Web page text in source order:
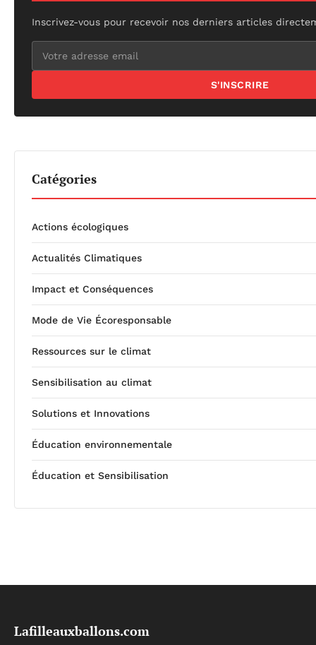
Inscrivez-vous pour recevoir nos derniers articles
S'INSCRIRE
Catégories
Actions écologiques
Actualités Climatiques
Impact et Conséquences
Mode de Vie Écoresponsable
Ressources sur le climat
Sensibilisation au climat
Solutions et Innovations
Éducation environnementale
Éducation et Sensibilisation
Lafilleauxballons.com